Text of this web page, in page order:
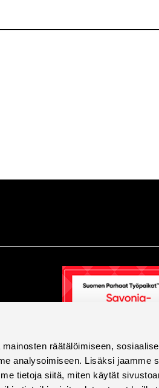
räätälöimiseen,
analysoimiseen. Lisäksi jaamme
tietoja siitä, miten käytät